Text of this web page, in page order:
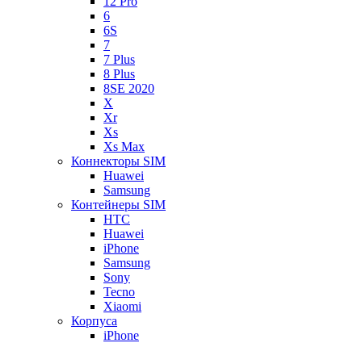
6
6S
7
7 Plus
8 Plus
8SE 2020
X
Xr
Xs
Xs Max
Коннекторы SIM
Huawei
Samsung
Контейнеры SIM
HTC
Huawei
iPhone
Samsung
Sony
Tecno
Xiaomi
Корпуса
iPhone